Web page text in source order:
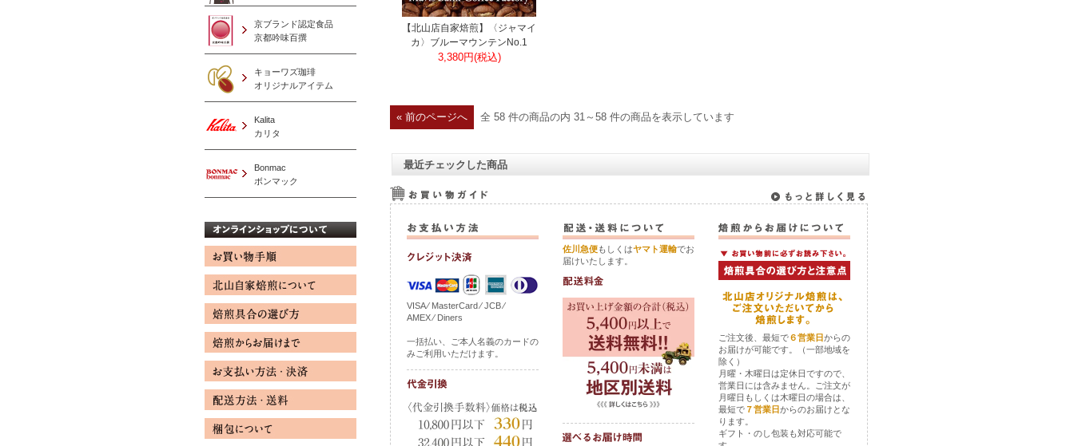
【北山店自家焙煎】〈ジャマイ
カ〉ブルーマウンテンNo.1
3,380円(税込)
« 前のページへ 全 58 件の商品の内 31～58 件の商品を表示しています
最近チェックした商品
VISA ⁄ MasterCard ⁄ JCB ⁄
AMEX ⁄ Diners
一括払い、ご本人名義のカードの
みご利用いただけます。
佐川急便もしくはヤマト運輸でお
届けいたします。
ご注文後、最短で６営業日からの
お届けが可能です。（一部地域を
除く）
月曜・木曜日は定休日ですので、
営業日には含みません。ご注文が
月曜日もしくは木曜日の場合は、
最短で ７営業日からのお届けとな
ります。
ギフト・のし包装も対応可能で
京ブランド認定食品
京都吟味百撰
キョーワズ珈琲
オリジナルアイテム
Kalita
カリタ
Bonmac
ボンマック